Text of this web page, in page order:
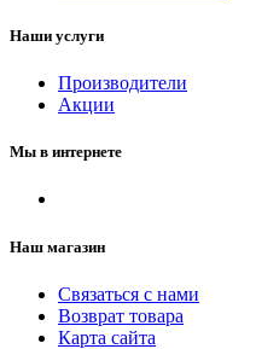
Наши услуги
Производители
Акции
Мы в интернете
Наш магазин
Связаться с нами
Возврат товара
Карта сайта